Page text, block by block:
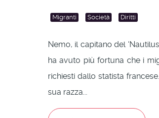
Migranti Società Diritti
Nemo, il capitano del
ha avuto più fortuna che i
richiesti dallo statista
sua razza...